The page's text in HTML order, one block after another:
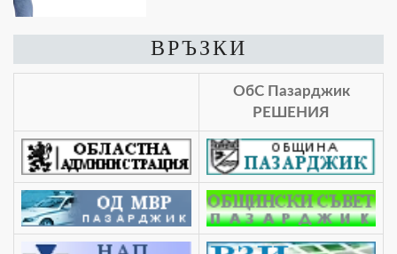
ВРЪЗКИ
ОбС Пазарджик
РЕШЕНИЯ